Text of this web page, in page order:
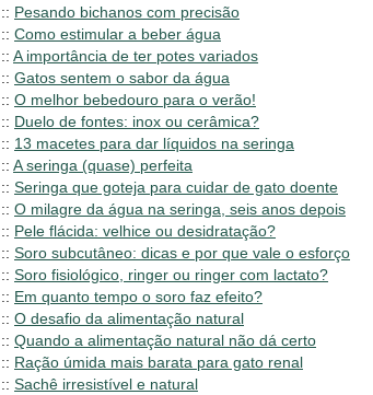
:: Pesando bichanos com precisão
:: Como estimular a beber água
:: A importância de ter potes variados
:: Gatos sentem o sabor da água
:: O melhor bebedouro para o verão!
:: Duelo de fontes: inox ou cerâmica?
:: 13 macetes para dar líquidos na seringa
:: A seringa (quase) perfeita
:: Seringa que goteja para cuidar de gato doente
:: O milagre da água na seringa, seis anos depois
:: Pele flácida: velhice ou desidratação?
:: Soro subcutâneo: dicas e por que vale o esforço
:: Soro fisiológico, ringer ou ringer com lactato?
:: Em quanto tempo o soro faz efeito?
:: O desafio da alimentação natural
:: Quando a alimentação natural não dá certo
:: Ração úmida mais barata para gato renal
:: Sachê irresistível e natural